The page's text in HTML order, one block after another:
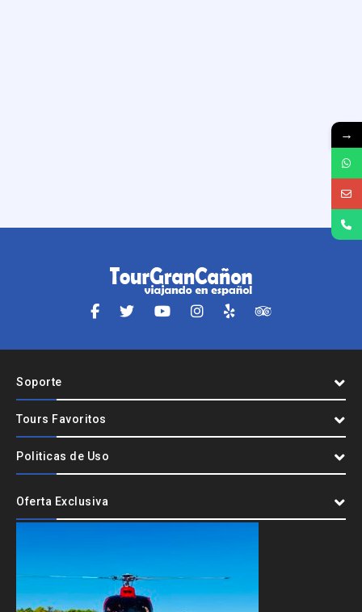
Soporte
Tours Favoritos
Politicas de Uso
Oferta Exclusiva
→